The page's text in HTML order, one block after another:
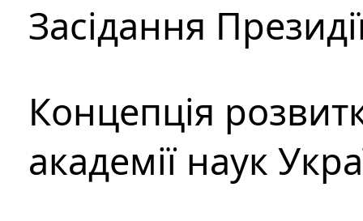
Засідання
Концепція
академії наук